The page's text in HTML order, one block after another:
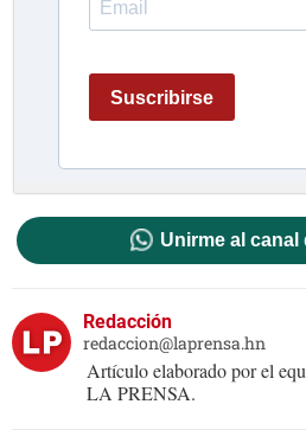
Unirme al canal
Redacción
redaccion@laprensa.hn
Artículo elaborado por el
LA PRENSA.